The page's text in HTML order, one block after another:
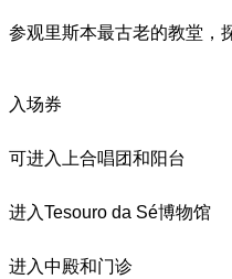
参观里斯本最古老的教堂，
入场券
可进入上合唱团和阳台
进入Tesouro da Sé博物馆
进入中殿和门诊